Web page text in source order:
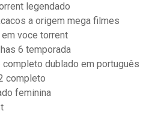
legendado
a origem mega filmes
voce torrent
6 temporada
completo dublado em português
completo
feminina